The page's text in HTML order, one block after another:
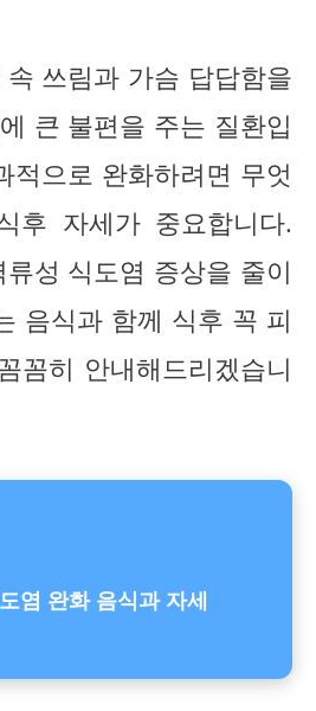
쓰림과 가슴 답답함을
큰 불편을 주는 질환입
적으로 완화하려면 무엇
후 자세가 중요합니다.
성 식도염 증상을 줄이
음식과 함께 식후 꼭 피
꼼히 안내해드리겠습니
염 완화 음식과 자세